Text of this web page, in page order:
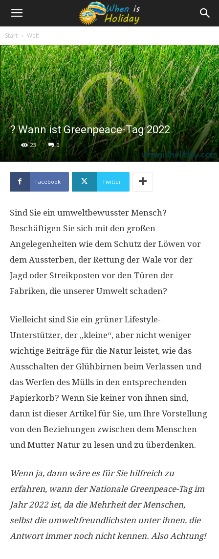
Start Welt
? Wann ist Greenpeace-Tag 2022
23 0
Facebook Twitter
Sind Sie ein umweltbewusster Mensch?
Beschäftigen Sie sich mit den großen
Angelegenheiten wie dem Schutz der Löwen vor
dem Aussterben, der Rettung der Wale vor der
Jagd oder Streikposten vor den Türen der
Fabriken, die unserer Umwelt schaden?
Vielleicht sind Sie ein grüner Lifestyle-
Unterstützer, der „kleine“, aber nicht weniger
wichtige Beiträge für die Natur leistet, wie das
Ausschalten der Glühbirnen beim Verlassen und
das Werfen des Mülls in den entsprechenden
Papierkorb? Wenn Sie keiner von ihnen sind,
dann ist dieser Artikel für Sie, um Ihre Vorstellung
von den Beziehungen zwischen dem Menschen
und Mutter Natur zu lesen und zu überdenken.
Wenn ja, dann wäre es für Sie hilfreich zu
erfahren, wann der Nationale Greenpeace-Tag im
Jahr 2022 ist, da die Mehrheit der Menschen,
selbst die umweltfreundlichsten unter ihnen, die
Antwort immer noch nicht kennen. Also Achtung!